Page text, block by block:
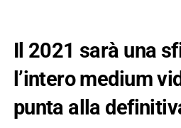
Il 2021 sarà una
l’intero medium
punta alla